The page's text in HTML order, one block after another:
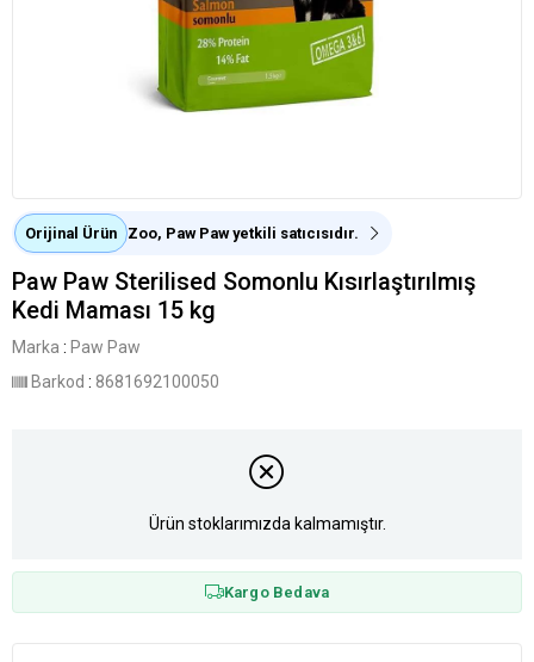
Orijinal Ürün Zoo, Paw Paw yetkili satıcısıdır.
Paw Paw Sterilised Somonlu Kısırlaştırılmış
Kedi Maması 15 kg
Marka : Paw Paw
Barkod : 8681692100050
Ürün stoklarımızda kalmamıştır.
Kargo Bedava